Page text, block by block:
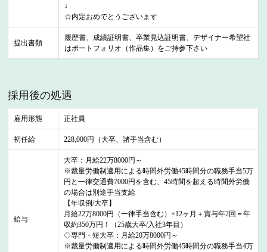
↓
☆内定おめでとうございます
提出書類
履歴書、成績証明書、卒業見込証明書、デザイナー希望社
はポートフォリオ（作品集）をご持参下さい
採用後の処遇
雇用形態 正社員
初任給 228,000円（大卒、諸手当含む）
給与
大卒：月給22万8000円～
※裁量労働制適用による時間外労働45時間分の職務手当5万
円と一律交通費7000円を含む、45時間を超える時間外労働
の場合は別途手当支給
【年収例/大卒】
月給22万8000円（一律手当含む）×12ヶ月＋賞与年2回＝年
収約350万円！（25歳大卒/入社3年目）
◇専門・短大卒：月給20万8000円～
※裁量労働制適用による時間外労働45時間分の職務手当4万